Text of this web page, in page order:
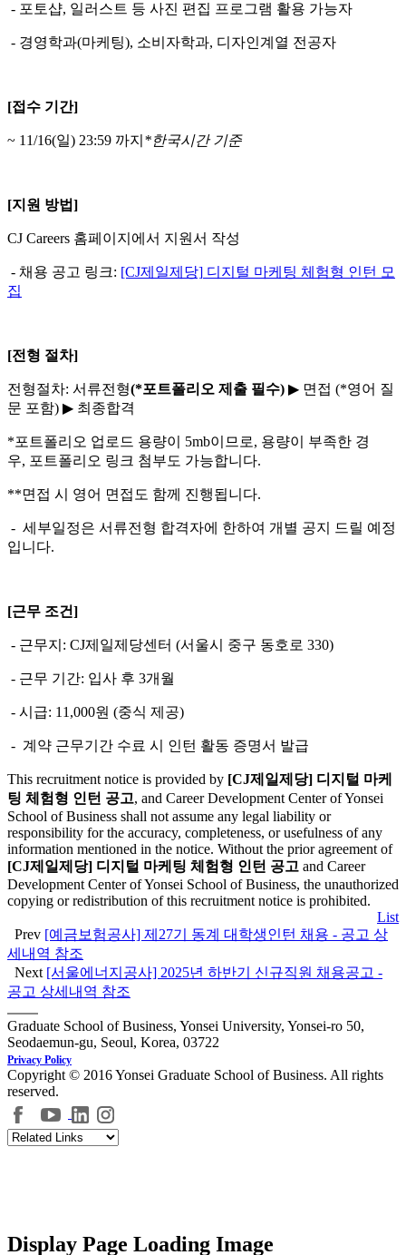
- 포토샵, 일러스트 등 사진 편집 프로그램 활용 가능자
- 경영학과(마케팅), 소비자학과, 디자인계열 전공자
[접수 기간]
~ 11/16(일) 23:59 까지 *한국시간 기준
[지원 방법]
CJ Careers 홈페이지에서 지원서 작성
- 채용 공고 링크: [CJ제일제당] 디지털 마케팅 체험형 인턴 모
집
[전형 절차]
전형절차: 서류전형(*포트폴리오 제출 필수) ▶ 면접 (*영어 질
문 포함) ▶ 최종합격
*포트폴리오 업로드 용량이 5mb이므로, 용량이 부족한 경
우, 포트폴리오 링크 첨부도 가능합니다.
**면접 시 영어 면접도 함께 진행됩니다.
- 세부일정은 서류전형 합격자에 한하여 개별 공지 드릴 예정
입니다.
[근무 조건]
- 근무지 : CJ제일제당센터 (서울시 중구 동호로 330)
- 근무 기간: 입사 후 3개월
- 시급: 11,000원 (중식 제공)
- 계약 근무기간 수료 시 인턴 활동 증명서 발급
This recruitment notice is provided by [CJ제일제당] 디지털 마케
팅 체험형 인턴 공고, and Career Development Center of Yonsei
School of Business shall not assume any legal liability or
responsibility for the accuracy, completeness, or usefulness of any
information mentioned in the notice. Without the prior agreement of
[CJ제일제당] 디지털 마케팅 체험형 인턴 공고 and Career
Development Center of Yonsei School of Business, the unauthorized
copying or redistribution of this recruitment notice is prohibited.
List
Prev [예금보험공사] 제27기 동계 대학생인턴 채용 - 공고 상
세내역 참조
Next [서울에너지공사] 2025년 하반기 신규직원 채용공고 -
공고 상세내역 참조
Graduate School of Business, Yonsei University, Yonsei-ro 50,
Seodaemun-gu, Seoul, Korea, 03722
Privacy Policy
Copyright © 2016 Yonsei Graduate School of Business. All rights
reserved.
Display Page Loading Image